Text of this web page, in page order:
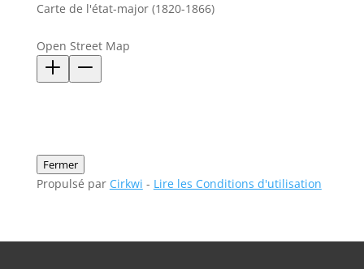
Carte de l'état-major (1820-1866)
Open Street Map
Fermer
Propulsé par Cirkwi - Lire les Conditions d'utilisation